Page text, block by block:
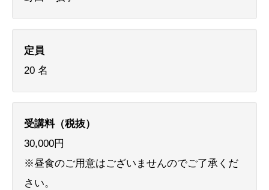
定員
20 名
受講料（税抜）
30,000円
※昼食のご用意はございませんのでご了承くだ
さい。